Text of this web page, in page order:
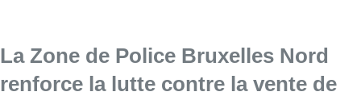
La Zone de Police Bruxelles Nord
renforce la lutte contre la vente de